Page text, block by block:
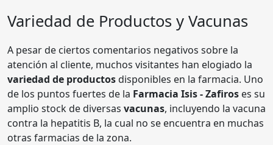
Variedad de Productos y Vacunas
A pesar de ciertos comentarios negativos sobre la
atención al cliente, muchos visitantes han elogiado la
variedad de productosdisponibles en la farmacia. Uno
de los puntos fuertes de la Farmacia Isis - Zafiros es su
amplio stock de diversas vacunas, incluyendo la vacuna
contra la hepatitis B, la cual no se encuentra en muchas
otras farmacias de la zona.